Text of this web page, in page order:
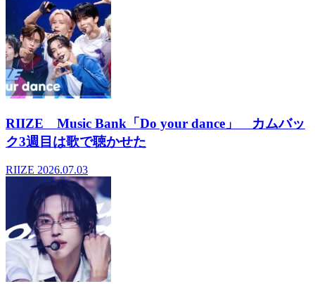
RIIZE Music Bank「Do your dance」 カムバッ
ク3週目は歌で聴かせた
RIIZE 2026.07.03